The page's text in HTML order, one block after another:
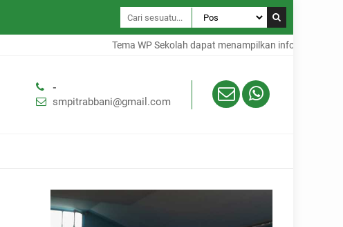
Tema WP Sekolah dapat menampilkan informasi dalam
-
smpitrabbani@gmail.com